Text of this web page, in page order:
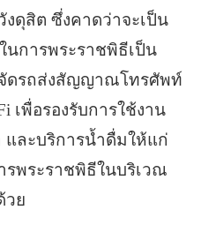
ดุสิต ซึ่งคาดว่าจะเป็น
นการพระราชพิธีเป็น
จัดรถส่งสัญญาณโทรศัพท์
เพื่อรองรับการใช้งาน
ละบริการน้ำดื่มให้แก่
รพระราชพิธีในบริเวณ
วย